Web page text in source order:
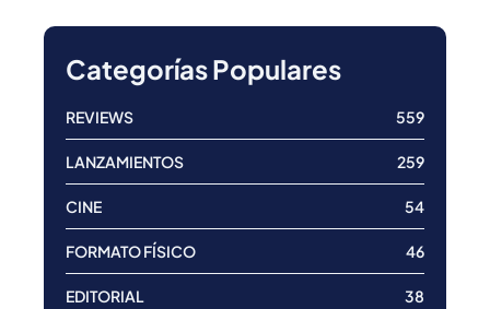
Categorías Populares
REVIEWS 559
LANZAMIENTOS 259
CINE 54
FORMATO FÍSICO 46
EDITORIAL 38